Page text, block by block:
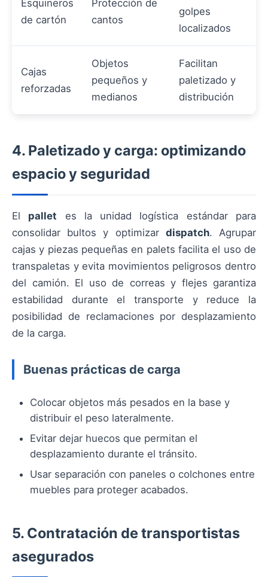
Esquineros
de cartón
Protección de
cantos
golpes
localizados
Cajas
reforzadas
Objetos
pequeños y
medianos
Facilitan
paletizado y
distribución
4. Paletizado y carga: optimizando
espacio y seguridad
El pallet es la unidad logística estándar para
consolidar bultos y optimizar dispatch. Agrupar
cajas y piezas pequeñas en palets facilita el uso de
transpaletas y evita movimientos peligrosos dentro
del camión. El uso de correas y flejes garantiza
estabilidad durante el transporte y reduce la
posibilidad de reclamaciones por desplazamiento
de la carga.
Buenas prácticas de carga
Colocar objetos más pesados en la base y
distribuir el peso lateralmente.
Evitar dejar huecos que permitan el
desplazamiento durante el tránsito.
Usar separación con paneles o colchones entre
muebles para proteger acabados.
5. Contratación de transportistas
asegurados